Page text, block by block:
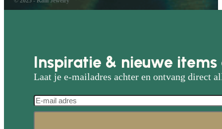
Inspiratie & nieuwe
Laat je e-mailadres achter en ontvang direct